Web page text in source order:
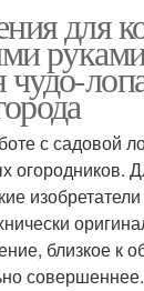
для
с садовой
огородников.
близкое к
совершеннее.